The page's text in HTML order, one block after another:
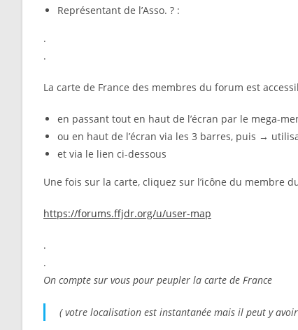
Représentant de l’Asso. ? :
.
.
La carte de France des membres du forum est
en passant tout en haut de l’écran par le mega-
ou en haut de l’écran via les 3 barres, puis →
et via le lien ci-dessous
Une fois sur la carte, cliquez sur l’icône du membre
https://forums.ffjdr.org/u/user-map
.
.
On compte sur vous pour peupler la carte de France
( votre localisation est instantanée mais il peut y